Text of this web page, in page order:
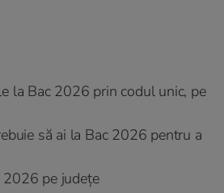
la Bac 2026 prin codul unic, pe
să ai la Bac 2026 pentru a
2026 pe județe